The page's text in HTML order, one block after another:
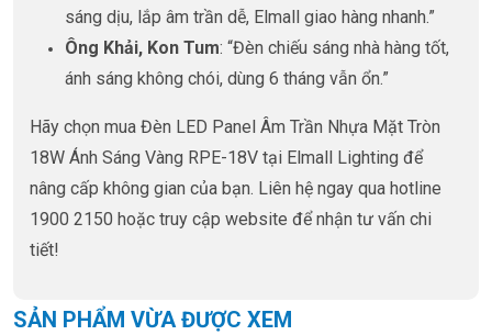
sáng dịu, lắp âm trần dễ, Elmall giao hàng nhanh.”
Ông Khải, Kon Tum: “Đèn chiếu sáng nhà hàng tốt,
ánh sáng không chói, dùng 6 tháng vẫn ổn.”
Hãy chọn mua Đèn LED Panel Âm Trần Nhựa Mặt Tròn
18W Ánh Sáng Vàng RPE-18V tại Elmall Lighting để
nâng cấp không gian của bạn. Liên hệ ngay qua hotline
1900 2150 hoặc truy cập website để nhận tư vấn chi
tiết!
SẢN PHẨM VỪA ĐƯỢC XEM